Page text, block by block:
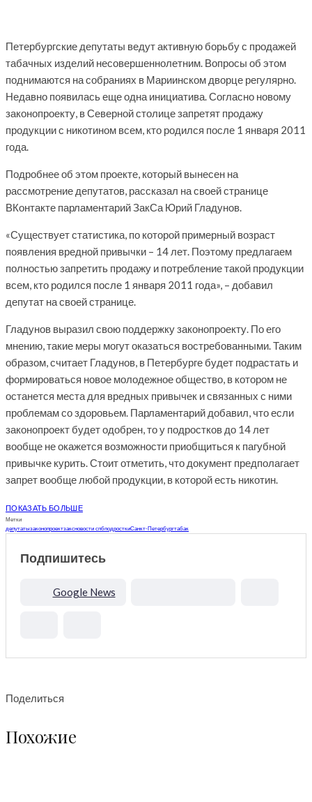
Петербургские депутаты ведут активную борьбу с продажей
табачных изделий несовершеннолетним. Вопросы об этом
поднимаются на собраниях в Мариинском дворце регулярно.
Недавно появилась еще одна инициатива. Согласно новому
законопроекту, в Северной столице запретят продажу
продукции с никотином всем, кто родился после 1 января 2011
года.
Подробнее об этом проекте, который вынесен на
рассмотрение депутатов, рассказал на своей странице
ВКонтакте парламентарий ЗакСа Юрий Гладунов.
«Существует статистика, по которой примерный возраст
появления вредной привычки – 14 лет. Поэтому предлагаем
полностью запретить продажу и потребление такой продукции
всем, кто родился после 1 января 2011 года», – добавил
депутат на своей странице.
Гладунов выразил свою поддержку законопроекту. По его
мнению, такие меры могут оказаться востребованными. Таким
образом, считает Гладунов, в Петербурге будет подрастать и
формироваться новое молодежное общество, в котором не
останется места для вредных привычек и связанных с ними
проблемам со здоровьем. Парламентарий добавил, что если
законопроект будет одобрен, то у подростков до 14 лет
вообще не окажется возможности приобщиться к пагубной
привычке курить. Стоит отметить, что документ предполагает
запрет вообще любой продукции, в которой есть никотин.
ПОКАЗАТЬ БОЛЬШЕ
Метки
депутатызаконопроектзаксновости спбподросткиСанкт-Петербургтабак
Подпишитесь
Google News
Поделиться
Похожие